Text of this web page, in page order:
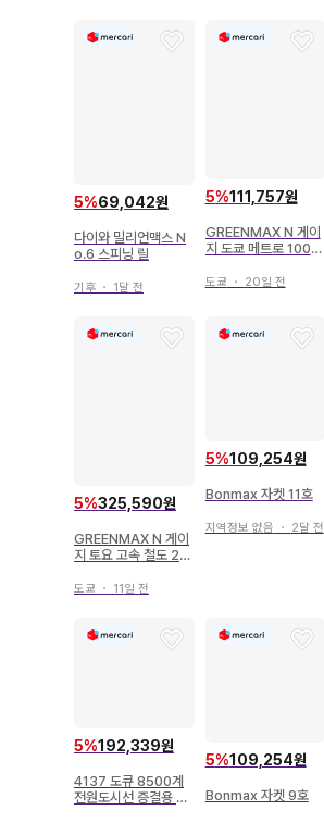
5%69,042원
다이와 밀리언맥스 N
o.6 스피닝 릴
기후 ・ 1달 전
5%111,757원
GREENMAX N 게이
지 도쿄 메트로 1000
결 6량 세트) 4129
도쿄 ・ 20일 전
5%325,590원
GREENMAX N 게이
지 토요 고속 철도 20
량 세트 (동력 없음) 3
도쿄 ・ 11일 전
5%109,254원
Bonmax 자켓 11호
지역정보 없음 ・ 2달 전
5%192,339원
4137 도큐 8500계
전원도시선 증결용 중
5%109,254원
Bonmax 자켓 9호